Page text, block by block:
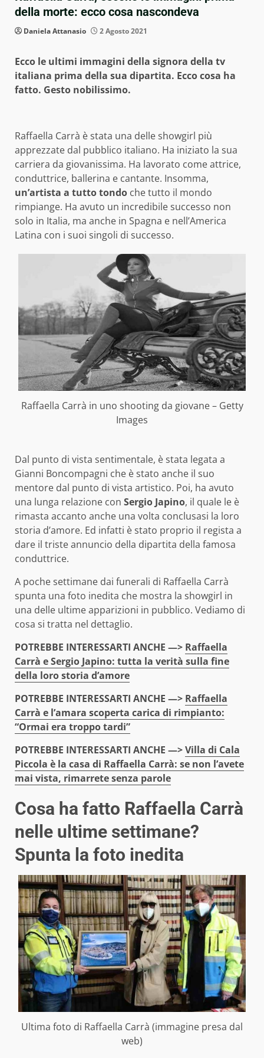
della morte: ecco cosa nascondeva
Daniela Attanasio 2 Agosto 2021
Ecco le ultimi immagini della signora della tv
italiana prima della sua dipartita. Ecco cosa ha
fatto. Gesto nobilissimo.
Raffaella Carrà è stata una delle showgirl più
apprezzate dal pubblico italiano. Ha iniziato la sua
carriera da giovanissima. Ha lavorato come attrice,
conduttrice, ballerina e cantante. Insomma,
un’artista a tutto tondo che tutto il mondo
rimpiange. Ha avuto un incredibile successo non
solo in Italia, ma anche in Spagna e nell’America
Latina con i suoi singoli di successo.
Raffaella Carrà in uno shooting da giovane – Getty
Images
Dal punto di vista sentimentale, è stata legata a
Gianni Boncompagni che è stato anche il suo
mentore dal punto di vista artistico. Poi, ha avuto
una lunga relazione con Sergio Japino, il quale le è
rimasta accanto anche una volta conclusasi la loro
storia d’amore. Ed infatti è stato proprio il regista a
dare il triste annuncio della dipartita della famosa
conduttrice.
A poche settimane dai funerali di Raffaella Carrà
spunta una foto inedita che mostra la showgirl in
una delle ultime apparizioni in pubblico. Vediamo di
cosa si tratta nel dettaglio.
POTREBBE INTERESSARTI ANCHE —> Raffaella
Carrà e Sergio Japino: tutta la verità sulla fine
della loro storia d’amore
POTREBBE INTERESSARTI ANCHE —> Raffaella
Carrà e l’amara scoperta carica di rimpianto:
“Ormai era troppo tardi”
POTREBBE INTERESSARTI ANCHE —>Villa di Cala
Piccola è la casa di Raffaella Carrà: se non l’avete
mai vista, rimarrete senza parole
Cosa ha fatto Raffaella Carrà
nelle ultime settimane?
Spunta la foto inedita
Ultima foto di Raffaella Carrà (immagine presa dal
web)